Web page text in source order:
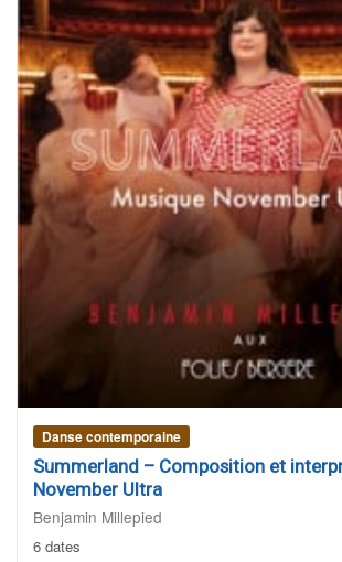
Danse contemporaine
Summerland – Composition et
November Ultra
Benjamin Millepied
6 dates